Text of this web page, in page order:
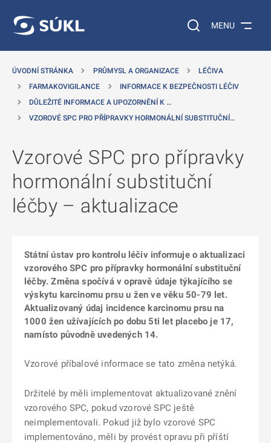
Vyhledávání na
MENU
ÚVODNÍ STRÁNKA PRŮMYSL A ORGANIZACE
LÉČIVA
FARMAKOVIGILANCE
INFORMACE K BEZPEČNOSTI LÉČIV
DŮLEŽITÉ INFORMACE A UPOZORNĚNÍ K …
VZOROVÉ SPC PRO PŘÍPRAVKY HORMONÁLNÍ SUBSTITUČNÍ…
Vzorové SPC pro přípravky
hormonální substituční
léčby – aktualizace
Státní ústav pro kontrolu léčiv informuje o aktualizaci
vzorového SPC pro přípravky hormonální substituční
léčby. Změna spočívá v opravě údaje týkajícího se
výskytu karcinomu prsu u žen ve věku 50-79 let.
Aktualizovaný údaj incidence karcinomu prsu na
1000 žen užívajících po dobu 5ti let placebo je 17,
namísto původně uvedených 14.
Vzorové příbalové informace se tato změna netýká.
Držitelé by měli implementovat aktualizované znění
vzorového SPC, pokud vzorové SPC ještě
neimplementovali. Pokud již bylo vzorové SPC
implementováno, měli by provést opravu při příští